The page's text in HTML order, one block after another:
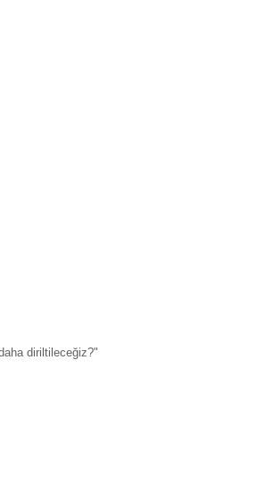
diriltileceğiz?"